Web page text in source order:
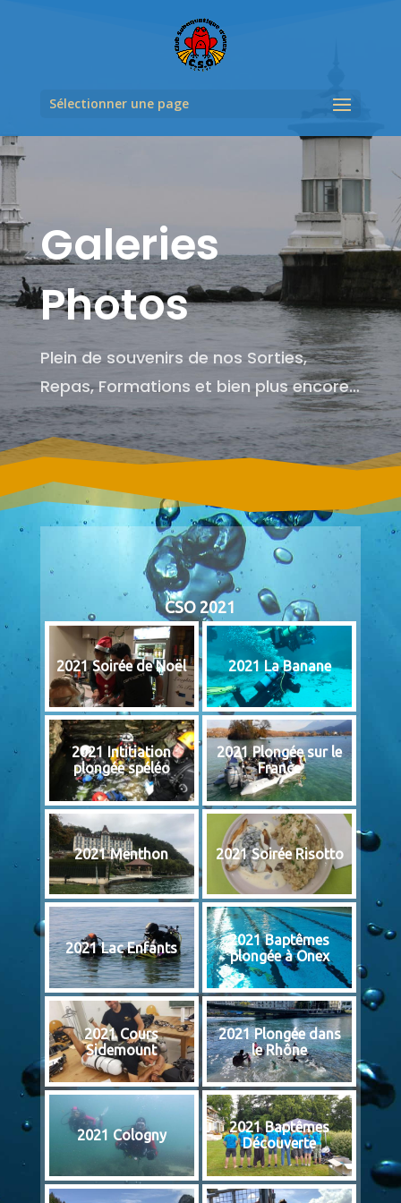
Sélectionner une page
Galeries
Photos
Plein de souvenirs de nos Sorties,
Repas, Formations et bien plus encore…
CSO 2021
2021 Soirée de Noël 2021 La Banane
2021 Intitiation
plongée spéléo
2021 Plongée sur le
France
2021 Menthon 2021 Soirée Risotto
2021 Lac Enfants
2021 Baptêmes
plongée à Onex
2021 Cours
Sidemount
2021 Plongée dans
le Rhône
2021 Cologny
2021 Baptêmes
Découverte